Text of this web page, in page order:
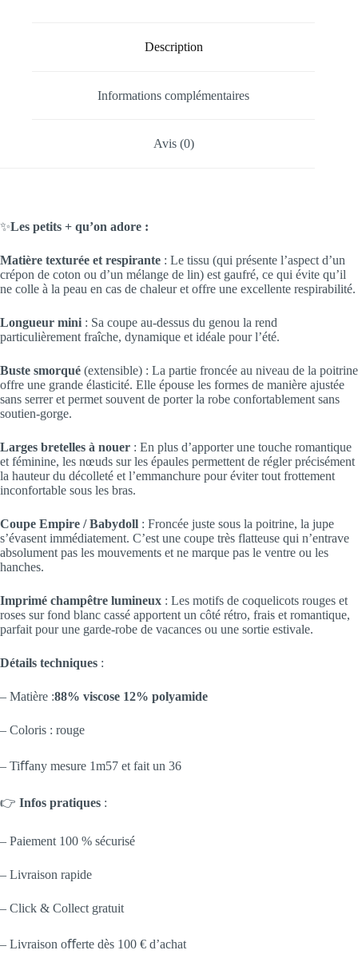
Description
Informations complémentaires
Avis (0)
✨Les petits + qu’on adore :
Matière texturée et respirante : Le tissu (qui présente l’aspect d’un
crépon de coton ou d’un mélange de lin) est gaufré, ce qui évite qu’il
ne colle à la peau en cas de chaleur et offre une excellente respirabilité.
Longueur mini : Sa coupe au-dessus du genou la rend
particulièrement fraîche, dynamique et idéale pour l’été.
Buste smorqué (extensible) : La partie froncée au niveau de la poitrine
offre une grande élasticité. Elle épouse les formes de manière ajustée
sans serrer et permet souvent de porter la robe confortablement sans
soutien-gorge.
Larges bretelles à nouer : En plus d’apporter une touche romantique
et féminine, les nœuds sur les épaules permettent de régler précisément
la hauteur du décolleté et l’emmanchure pour éviter tout frottement
inconfortable sous les bras.
Coupe Empire / Babydoll : Froncée juste sous la poitrine, la jupe
s’évasent immédiatement. C’est une coupe très flatteuse qui n’entrave
absolument pas les mouvements et ne marque pas le ventre ou les
hanches.
Imprimé champêtre lumineux : Les motifs de coquelicots rouges et
roses sur fond blanc cassé apportent un côté rétro, frais et romantique,
parfait pour une garde-robe de vacances ou une sortie estivale.
Détails techniques :
– Matière :88% viscose 12% polyamide
– Coloris : rouge
– Tiﬀany mesure 1m57 et fait un 36
👉 Infos pratiques :
– Paiement 100 % sécurisé
– Livraison rapide
– Click & Collect gratuit
– Livraison oﬀerte dès 100 € d’achat